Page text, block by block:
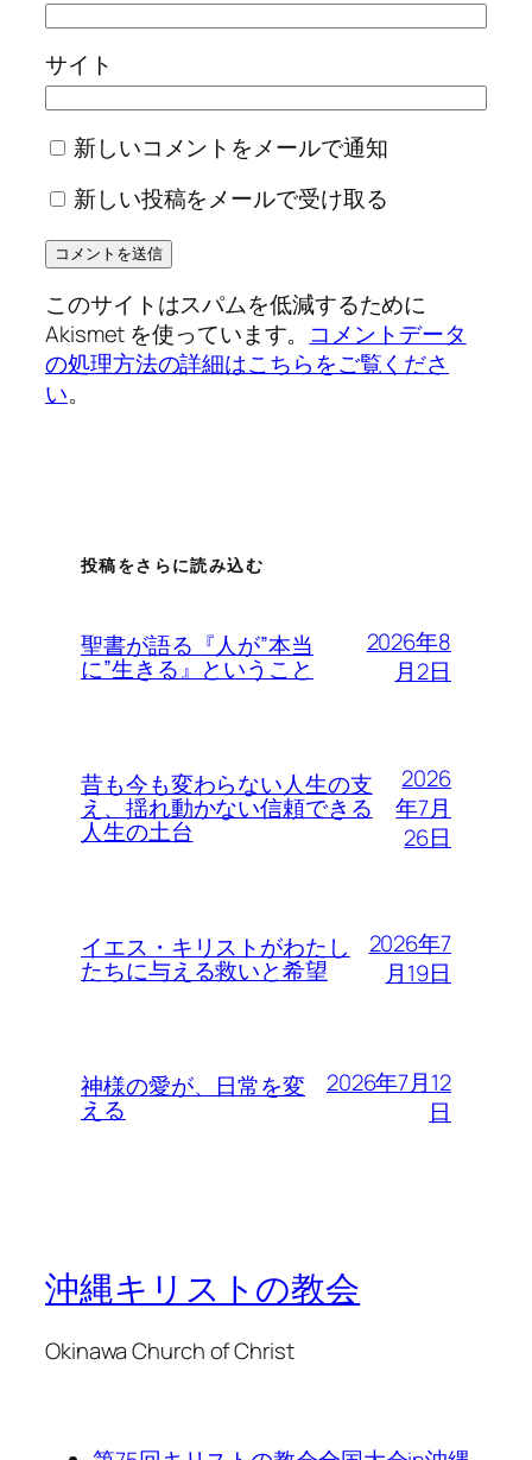
サイト
新しいコメントをメールで通知
新しい投稿をメールで受け取る
このサイトはスパムを低減するために
Akismet を使っています。 コメントデータ
の処理方法の詳細はこちらをご覧くださ
い。
投稿をさらに読み込む
聖書が語る『人が”本当
に”生きる』ということ
2026年8
月2日
昔も今も変わらない人生の支
え、揺れ動かない信頼できる
人生の土台
2026
年7月
26日
イエス・キリストがわたし
たちに与える救いと希望
2026年7
月19日
神様の愛が、日常を変
える
2026年7月12
日
沖縄キリストの教会
Okinawa Church of Christ